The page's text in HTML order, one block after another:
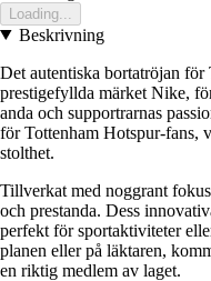
Loading...
Beskrivning
Det autentiska bortatröjan för
prestigefyllda märket Nike,
anda och supportrarnas
för Tottenham Hotspur-fans,
stolthet.
Tillverkat med noggrant
och prestanda. Dess
perfekt för sportaktiviteter
planen eller på läktaren,
en riktig medlem av laget.